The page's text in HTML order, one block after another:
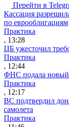
Перейти в
Кассация
по еврооблигациям
Практика
, 13:28
ЦБ ужесточил
Практика
, 12:44
ФНС подала новый
Практика
, 12:17
ВС подтвердил
самолета
Практика